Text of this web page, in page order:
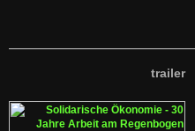
trailer